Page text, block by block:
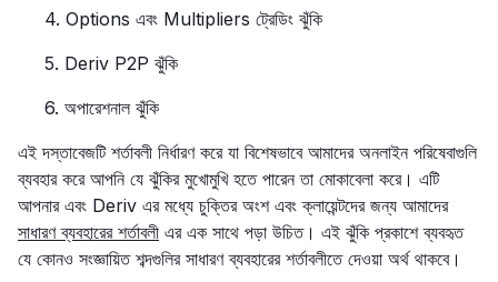
4. Options এবং Multipliers ট্রেডিং ঝুঁকি
5. Deriv P2P ঝুঁকি
6. অপারেশনাল ঝুঁকি‍
এই দস্তাবেজটি শর্তাবলী নির্ধারণ করে যা বিশেষভাবে আমাদের অনলাইন পরিষেবাগুলি
ব্যবহার করে আপনি যে ঝুঁকির মুখোমুখি হতে পারেন তা মোকাবেলা করে। এটি
আপনার এবং Deriv এর মধ্যে চুক্তির অংশ এবং ক্লায়েন্টদের জন্য আমাদের
সাধারণ ব্যবহারের শর্তাবলী এর এক সাথে পড়া উচিত। এই ঝুঁকি প্রকাশে ব্যবহৃত
যে কোনও সংজ্ঞায়িত শব্দগুলির সাধারণ ব্যবহারের শর্তাবলীতে দেওয়া অর্থ থাকবে।